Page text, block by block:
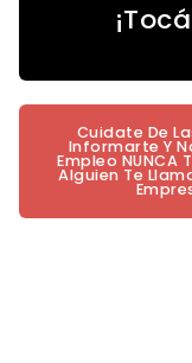
Cuidate De
Informarte Y
Empleo NUNCA
Alguien Te